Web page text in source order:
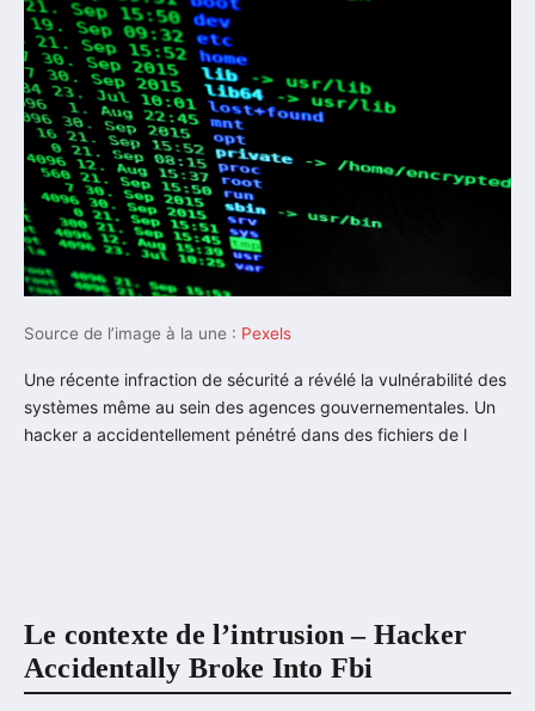
Source de l’image à la une : Pexels
Une récente infraction de sécurité a révélé la vulnérabilité des
systèmes même au sein des agences gouvernementales. Un
hacker a accidentellement pénétré dans des fichiers de l
Le contexte de l’intrusion – Hacker
Accidentally Broke Into Fbi